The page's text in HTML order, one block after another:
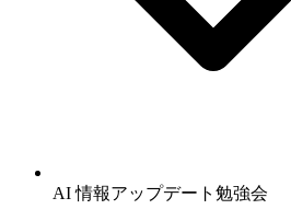
AI 情報アップデート勉強会